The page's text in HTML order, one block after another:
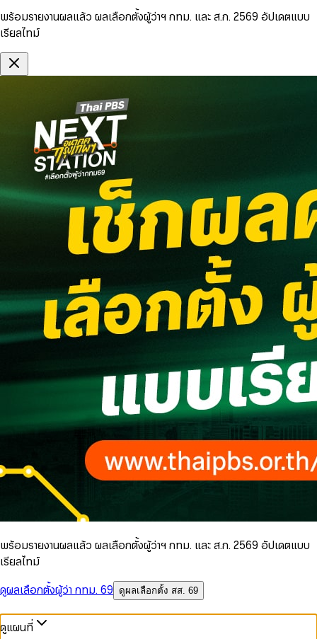
พร้อมรายงานผลแล้ว ผลเลือกตั้งผู้ว่าฯ กทม. และ ส.ก. 2569 อัปเดตแบบ
เรียลไทม์
พร้อมรายงานผลแล้ว ผลเลือกตั้งผู้ว่าฯ กทม. และ ส.ก. 2569 อัปเดตแบบ
เรียลไทม์
ดูผลเลือกตั้งผู้ว่า กทม. 69
ดูผลเลือกตั้ง สส. 69
ดูแผนที่